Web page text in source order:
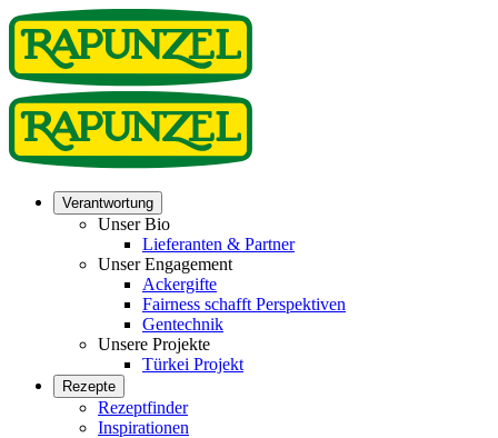
Verantwortung
Unser Bio
Lieferanten & Partner
Unser Engagement
Ackergifte
Fairness schafft Perspektiven
Gentechnik
Unsere Projekte
Türkei Projekt
Rezepte
Rezeptfinder
Inspirationen